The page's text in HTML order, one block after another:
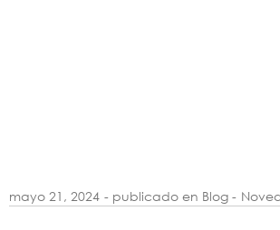
mayo 21, 2024 - publicado en Blog -